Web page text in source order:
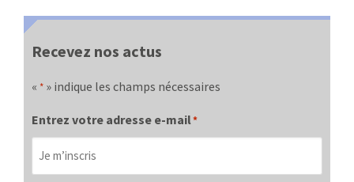
Recevez nos actus
« * » indique les champs nécessaires
Entrez votre adresse e-mail*